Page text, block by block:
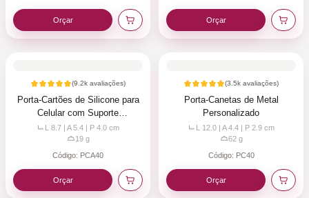
Orçar Orçar
(9.2k avaliações)
Porta-Cartões de Silicone para
Celular com Suporte
Personalizado
L 8.7 | A 5.4 | P 4.0 cm
19g
Código: PCA40
Orçar
(3.5k avaliações)
Porta-Canetas de Metal
Personalizado
L 12.0 | A 4.4 | P 2.9 cm
62g
Código: PC40
Orçar